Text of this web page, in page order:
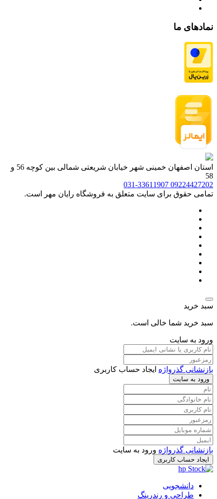
نمادهای ما
استان اصفهان خمینی شهر خیابان شریعتی شمالی بین کوچه 56 و
58
09224427202
031-33611907
تمامی حقوق برای سایت متعلق به فروشگاه رایان مهر است.
سبد خرید
سبد خرید شما خالی است.
ورود به سایت
بازنشانی گذرواژه ایجاد حساب کاربری
ورود به سایت
بازنشانی گذرواژه ورود به سایت
ایجاد حساب کاربری
دانشجویی
طراحی و رندرینگ